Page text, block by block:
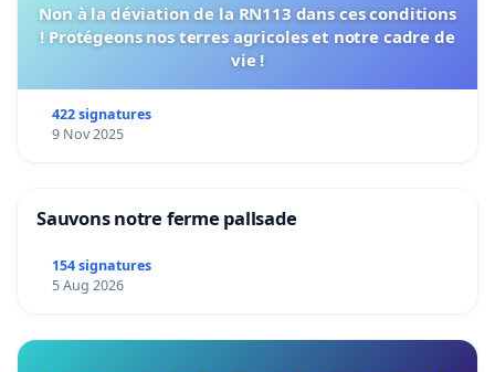
Non à la déviation de la RN113 dans ces conditions
! Protégeons nos terres agricoles et notre cadre de
vie !
422 signatures
9 Nov 2025
Sauvons notre ferme pallsade
154 signatures
5 Aug 2026